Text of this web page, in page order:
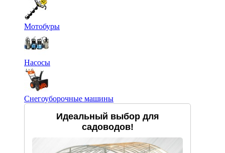
Мотобуры
Насосы
Снегоуборочные машины
Идеальный выбор для
садоводов!